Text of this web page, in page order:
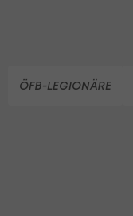
ÖFB-LEGIONÄRE